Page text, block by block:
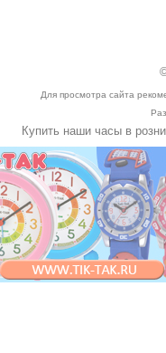
Для просмотра сайта
Купить наши часы в